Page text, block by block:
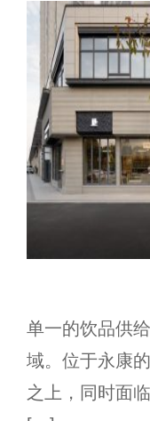
单一的饮品供
域。位于永康
之上，同时面